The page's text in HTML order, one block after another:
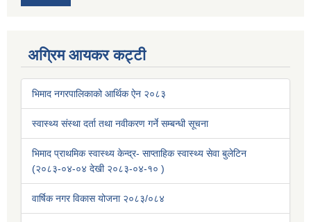
अग्रिम आयकर कट्टी
भिमाद नगरपालिकाको आर्थिक ऐन २०८३
स्वास्थ्य संस्था दर्ता तथा नवीकरण गर्ने सम्बन्धी सूचना
भिमाद प्राथमिक स्वास्थ्य केन्द्र- साप्ताहिक स्वास्थ्य सेवा बुलेटिन
(२०८३-०४-०४ देखी २०८३-०४-१० )
वार्षिक नगर विकास योजना २०८३/०८४